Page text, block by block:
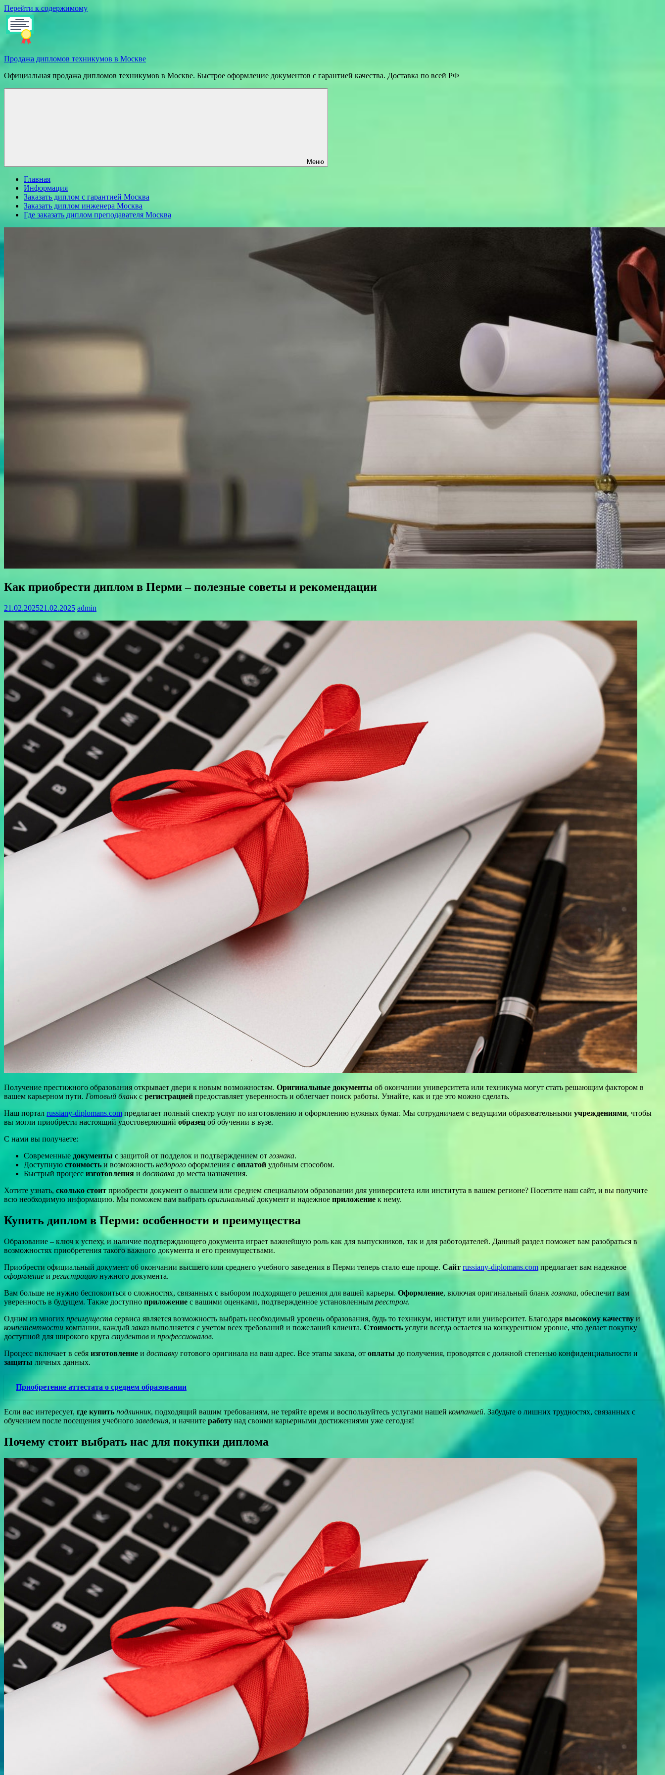
Перейти к содержимому
Продажа дипломов техникумов в Москве
Официальная продажа дипломов техникумов в Москве. Быстрое оформление документов с гарантией качества. Доставка по всей РФ
Меню
Главная
Информация
Заказать диплом с гарантией Москва
Заказать диплом инженера Москва
Где заказать диплом преподавателя Москва
Как приобрести диплом в Перми – полезные советы и рекомендации
21.02.202521.02.2025 admin
Получение престижного образования открывает двери к новым возможностям. Оригинальные документы об окончании университета или техникума могут стать решающим фактором в
вашем карьерном пути. Готовый бланкс регистрацией предоставляет уверенность и облегчает поиск работы. Узнайте, как и где это можно сделать.
Наш портал russiany-diplomans.com предлагает полный спектр услуг по изготовлению и оформлению нужных бумаг. Мы сотрудничаем с ведущими образовательными учреждениями, чтобы
вы могли приобрести настоящий удостоверяющий образец об обучении в вузе.
С нами вы получаете:
Современные документы с защитой от подделок и подтверждением от гознака.
Доступную стоимость и возможность недорого оформления с оплатой удобным способом.
Быстрый процесс изготовления и доставка до места назначения.
Хотите узнать, сколько стоит приобрести документ о высшем или среднем специальном образовании для университета или института в вашем регионе? Посетите наш сайт, и вы получите
всю необходимую информацию. Мы поможем вам выбрать оригинальный документ и надежное приложение к нему.
Купить диплом в Перми: особенности и преимущества
Образование – ключ к успеху, и наличие подтверждающего документа играет важнейшую роль как для выпускников, так и для работодателей. Данный раздел поможет вам разобраться в
возможностях приобретения такого важного документа и его преимуществами.
Приобрести официальный документ об окончании высшего или среднего учебного заведения в Перми теперь стало еще проще. Сайт russiany-diplomans.com предлагает вам надежное
оформление и регистрацию нужного документа.
Вам больше не нужно беспокоиться о сложностях, связанных с выбором подходящего решения для вашей карьеры. Оформление, включая оригинальный бланк гознака, обеспечит вам
уверенность в будущем. Также доступно приложение с вашими оценками, подтвержденное установленным реестром.
Одним из многих преимуществ сервиса является возможность выбрать необходимый уровень образования, будь то техникум, институт или университет. Благодаря высокому качеству и
компетентности компании, каждыйзаказ выполняется с учетом всех требований и пожеланий клиента. Стоимость услуги всегда остается на конкурентном уровне, что делает покупку
доступной для широкого круга студентов и профессионалов.
Процесс включает в себя изготовление и доставку готового оригинала на ваш адрес. Все этапы заказа, от оплаты до получения, проводятся с должной степенью конфиденциальности и
защиты личных данных.
Приобретение аттестата о среднем образовании
Если вас интересует, где купить подлинник, подходящий вашим требованиям, не теряйте время и воспользуйтесь услугами нашей компанией. Забудьте о лишних трудностях, связанных с
обучением после посещения учебного заведения, и начните работу над своими карьерными достижениями уже сегодня!
Почему стоит выбрать нас для покупки диплома